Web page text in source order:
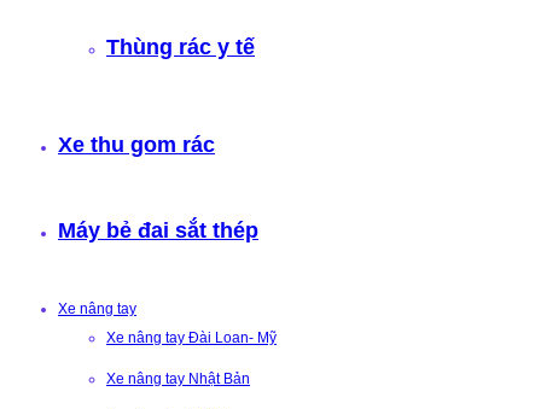
Thùng rác y tế
Xe thu gom rác
Máy bẻ đai sắt thép
Xe nâng tay
Xe nâng tay Đài Loan- Mỹ
Xe nâng tay Nhật Bản